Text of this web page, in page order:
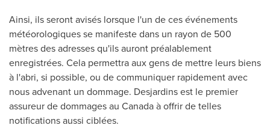
Ainsi, ils seront avisés lorsque l'un de ces événements
météorologiques se manifeste dans un rayon de 500
mètres des adresses qu'ils auront préalablement
enregistrées. Cela permettra aux gens de mettre leurs biens
à l'abri, si possible, ou de communiquer rapidement avec
nous advenant un dommage. Desjardins est le premier
assureur de dommages au Canadaà offrir de telles
notifications aussi ciblées.